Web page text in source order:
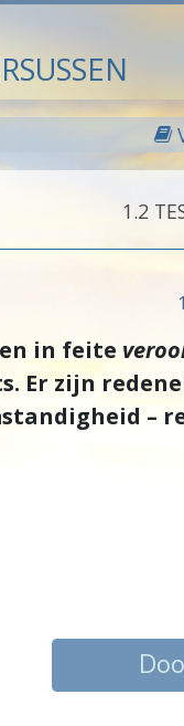
1.‎2
in feite
Er zijn
–